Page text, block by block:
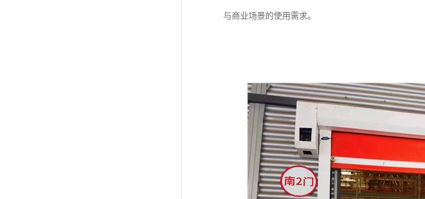
与商业场景的使用需求。